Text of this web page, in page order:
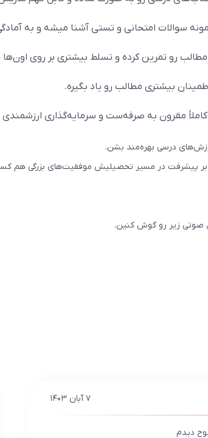
سوالات امتحانی و تستی آشنا میشه و به
رو تمرین کرده و تسلط بیشتری بر روی اون‌ها
بیشتری مطالب رو یاد بگیره.
کاملاً مقرون به صرفه‌ست و سرمایه‌گذاری
درسی بهره‌مند بشن.
بر پیشرفت در مسیر تحصیلیش موفقیت‌های بزرگی هم
صوتی زیر رو گوش کنین.
۷ آبان ۱۴۰۳
دیدم